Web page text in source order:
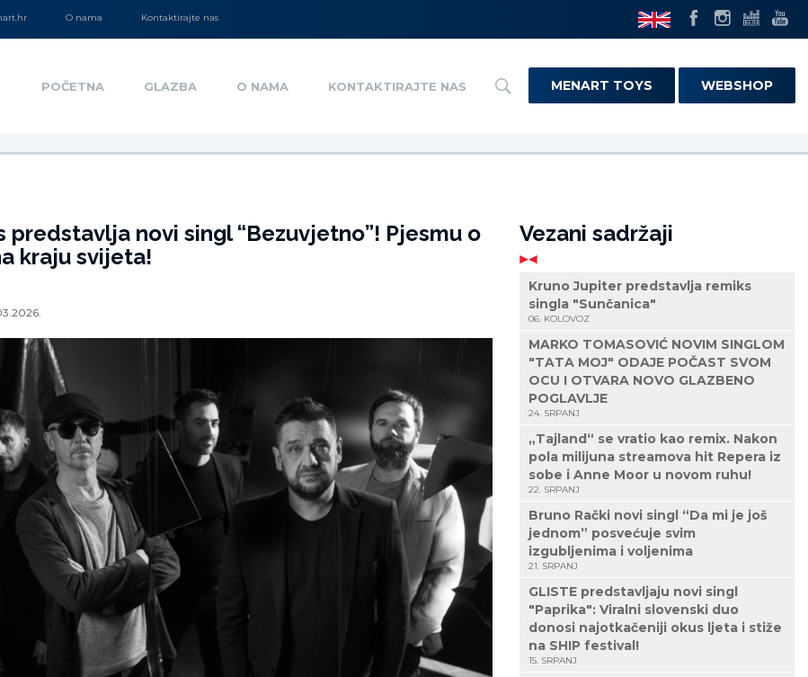
O nama Kontaktirajte nas
POČETNA GLAZBA O NAMA KONTAKTIRAJTE NAS MENART TOYS WEBSHOP
predstavlja novi singl “Bezuvjetno”! Pjesmu o
kraju svijeta!
Vezani sadržaji
Kruno Jupiter predstavlja remiks
singla "Sunčanica"
06. KOLOVOZ
MARKO TOMASOVIĆ NOVIM SINGLOM
"TATA MOJ" ODAJE POČAST SVOM
OCU I OTVARA NOVO GLAZBENO
POGLAVLJE
24. SRPANJ
„Tajland“ se vratio kao remix. Nakon
pola milijuna streamova hit Repera iz
sobe i Anne Moor u novom ruhu!
22. SRPANJ
Bruno Rački novi singl “Da mi je još
jednom” posvećuje svim
izgubljenima i voljenima
21. SRPANJ
GLISTE predstavljaju novi singl
"Paprika": Viralni slovenski duo
donosi najotkačeniji okus ljeta i stiže
na SHIP festival!
15. SRPANJ